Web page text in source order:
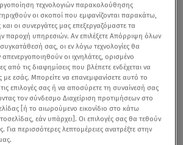
τεχνολογιών παρακολούθησης
οι σκοποί που εμφανίζονται παρακάτω,
και οι συνεργάτες μας επεξεργαζόμαστε τα
παροχή υπηρεσιών. Αν επιλέξετε Απόρριψη όλων
σας, οι εν λόγω τεχνολογίες θα
οι ιχνηλάτες, ορισμένο
από τις διαφημίσεις που βλέπετε ενδέχεται να
με εσάς. Μπορείτε να επανεμφανίσετε αυτό το
επιλογές σας ή να αποσύρετε τη συναίνεσή σας
τον σύνδεσμο Διαχείριση προτιμήσεων στο
[ή το αιωρούμενο εικονίδιο στο κάτω
εάν υπάρχει]. Οι επιλογές σας θα τεθούν
Για περισσότερες λεπτομέρειες ανατρέξτε στην